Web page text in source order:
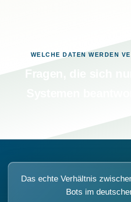
WELCHE DATEN WERDEN
Das echte Verhältnis
Bots im